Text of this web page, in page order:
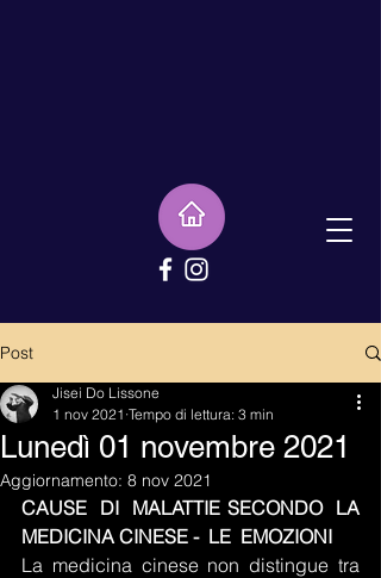
Post
Lunedì 01 novembre 2021
Jisei Do Lissone
1 nov 2021 Tempo di lettura: 3 min
Aggiornamento: 8 nov 2021
CAUSE  DI  MALATTIE SECONDO  LA
MEDICINA CINESE -  LE  EMOZIONI
La medicina cinese non distingue tra